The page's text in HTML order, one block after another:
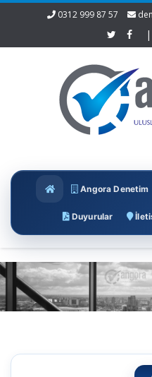
0312 999 87 57
|
Angora Denetim
Duyurular